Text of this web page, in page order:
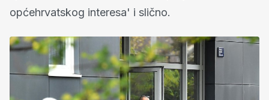
općehrvatskog interesa' i slično.